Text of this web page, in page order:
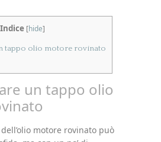
Indice [hide]
tappo olio motore rovinato
un tappo olio
motore rovinato può